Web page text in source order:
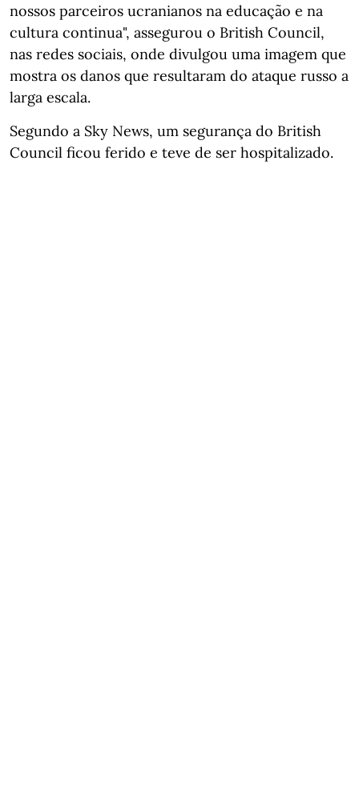
nossos parceiros ucranianos na educação e na
cultura continua", assegurou o British Council,
nas redes sociais, onde divulgou uma imagem que
mostra os danos que resultaram do ataque russo a
larga escala.
Segundo a Sky News, um segurança do British
Council ficou ferido e teve de ser hospitalizado.